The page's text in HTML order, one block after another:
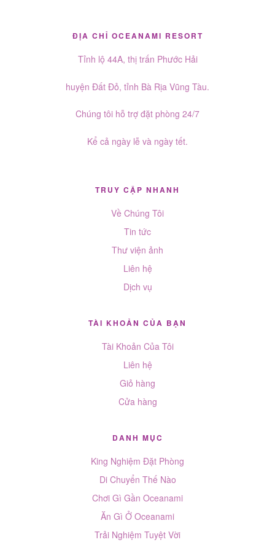
ĐỊA CHỈ OCEANAMI RESORT
Tỉnh lộ 44A, thị trấn Phước Hải
huyện Đất Đỏ, tỉnh Bà Rịa Vũng Tàu.
Chúng tôi hỗ trợ đặt phòng 24/7
Kể cả ngày lễ và ngày tết.
TRUY CẬP NHANH
Về Chúng Tôi
Tin tức
Thư viện ảnh
Liên hệ
Dịch vụ
TÀI KHOẢN CỦA BẠN
Tài Khoản Của Tôi
Liên hệ
Giỏ hàng
Cửa hàng
DANH MỤC
King Nghiệm Đặt Phòng
Di Chuyển Thế Nào
Chơi Gì Gần Oceanami
Ăn Gì Ở Oceanami
Trải Nghiệm Tuyệt Vời